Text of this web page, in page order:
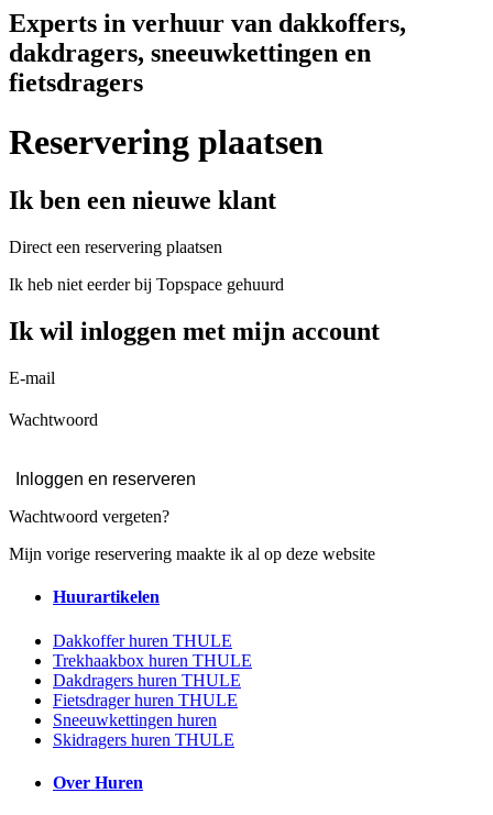
Experts in verhuur van dakkoffers,
dakdragers, sneeuwkettingen en
fietsdragers
Reservering plaatsen
Ik ben een nieuwe klant
Direct een reservering plaatsen
Ik heb niet eerder bij Topspace gehuurd
Ik wil inloggen met mijn account
E-mail
Wachtwoord
Wachtwoord vergeten?
Mijn vorige reservering maakte ik al op deze website
Huurartikelen
Dakkoffer huren THULE
Trekhaakbox huren THULE
Dakdragers huren THULE
Fietsdrager huren THULE
Sneeuwkettingen huren
Skidragers huren THULE
Over Huren